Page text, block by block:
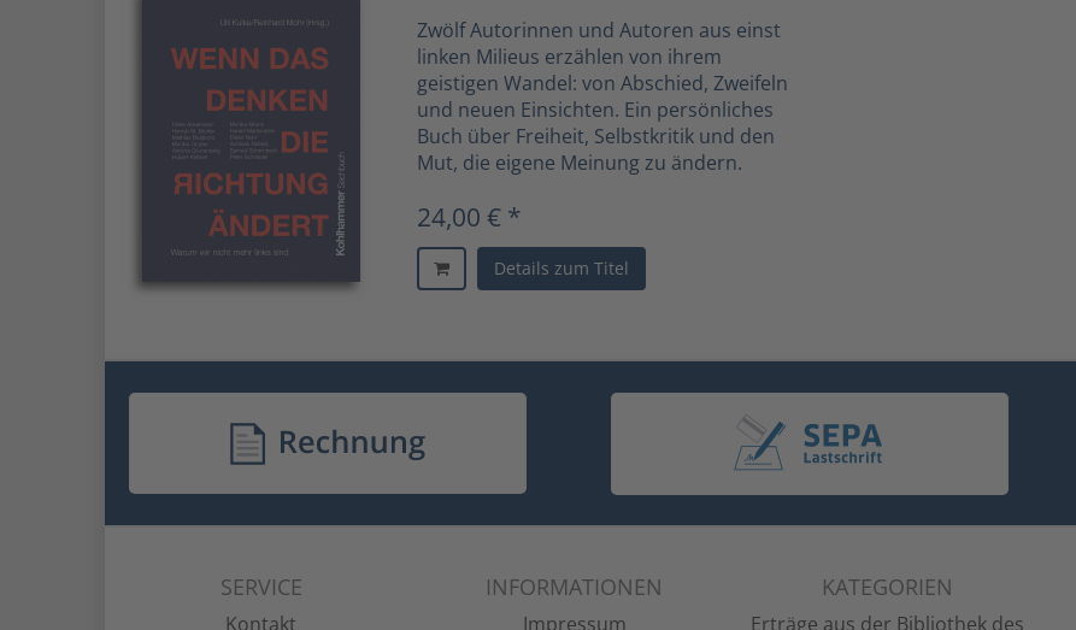
Zwölf Autorinnen und Autoren aus einst
linken Milieus erzählen von ihrem
geistigen Wandel: von Abschied, Zweifeln
und neuen Einsichten. Ein persönliches
Buch über Freiheit, Selbstkritik und den
Mut, die eigene Meinung zu ändern.
24,00 € *
Details zum Titel
SERVICE
Kontakt
INFORMATIONEN
Impressum
KATEGORIEN
Erträge aus der Bibliothek des